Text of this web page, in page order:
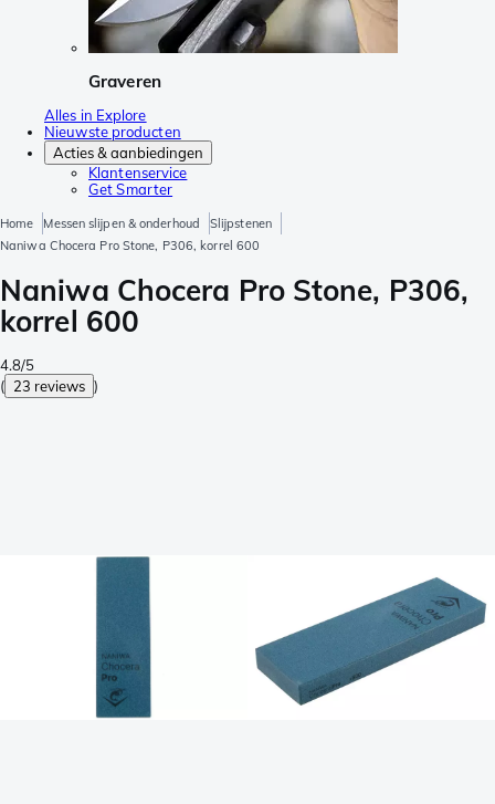
Graveren
Alles in Explore
Nieuwste producten
Acties & aanbiedingen
Klantenservice
Get Smarter
Home Messen slijpen & onderhoud
Slijpstenen
Naniwa Chocera Pro Stone, P306, korrel 600
Naniwa Chocera Pro Stone, P306,
korrel 600
4.8/5
( 23 reviews )